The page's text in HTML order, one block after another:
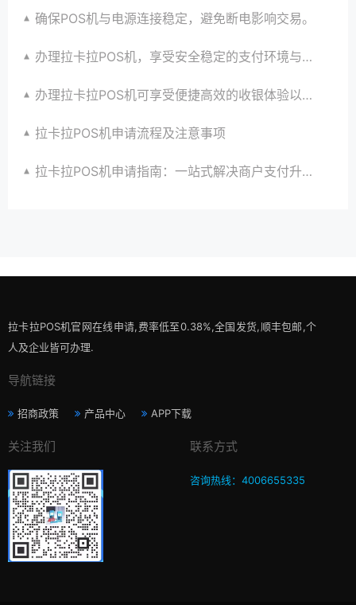
确保POS机与电源连接稳定，避免断电影响交易。
办理拉卡拉POS机，享受安全稳定的支付环境与优惠政策
办理拉卡拉POS机可享受便捷高效的收银体验以及一站式解决方案和优惠政策以满足商家个性化需求并提升店铺竞争力
拉卡拉POS机申请流程及注意事项
拉卡拉POS机申请指南：一站式解决商户支付升级与智能化需求
拉卡拉POS机官网在线申请,费率低至0.38%,全国发货,顺丰包邮,个
人及企业皆可办理.
导航链接
招商政策 产品中心 APP下载
关注我们 联系方式
咨询热线：4006655335